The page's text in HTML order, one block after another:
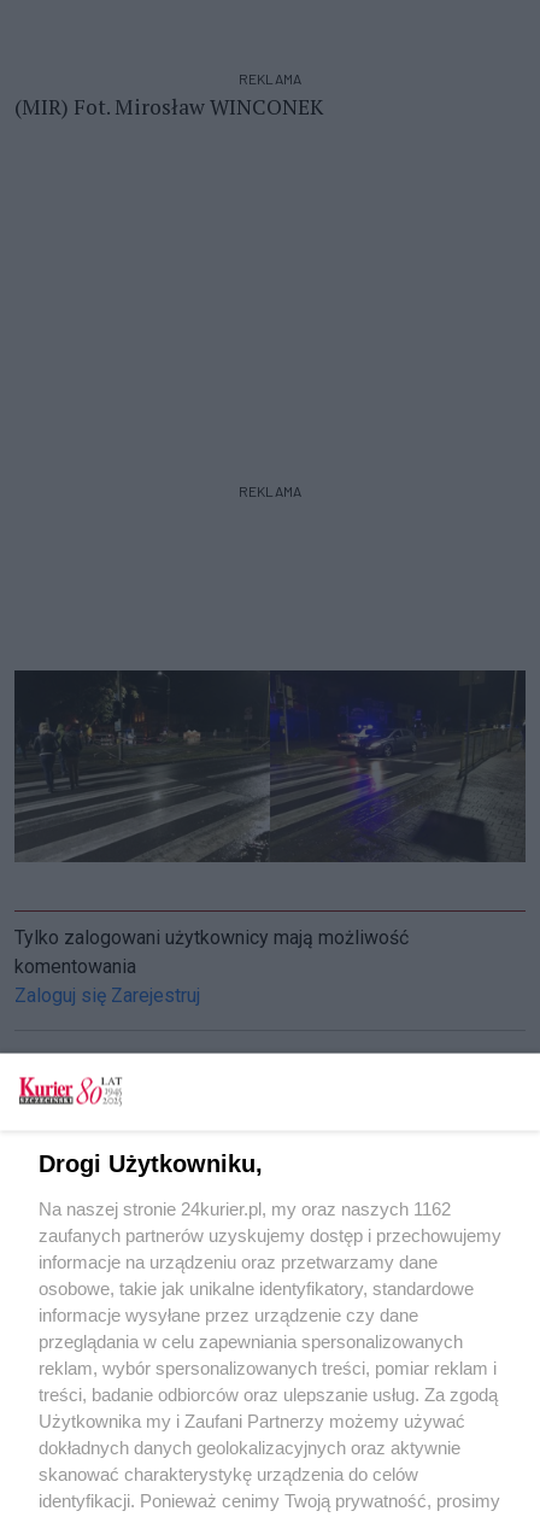
REKLAMA
(MIR) Fot. Mirosław WINCONEK
REKLAMA
Tylko zalogowani użytkownicy mają możliwość
komentowania
Zaloguj się Zarejestruj
Pamięć o zaginionych na morzu [GALERIA]
Kwestują 1 listopada
Na cmentarzu w Dąbiu też ruch
POGODA
29℃
Zobacz prognozę na 3 dni
Drogi Użytkowniku,
Na naszej stronie 24kurier.pl, my oraz naszych 1162
zaufanych partnerów uzyskujemy dostęp i przechowujemy
informacje na urządzeniu oraz przetwarzamy dane
osobowe, takie jak unikalne identyfikatory, standardowe
informacje wysyłane przez urządzenie czy dane
przeglądania w celu zapewniania spersonalizowanych
reklam, wybór spersonalizowanych treści, pomiar reklam i
treści, badanie odbiorców oraz ulepszanie usług. Za zgodą
Użytkownika my i Zaufani Partnerzy możemy używać
dokładnych danych geolokalizacyjnych oraz aktywnie
skanować charakterystykę urządzenia do celów
identyfikacji. Ponieważ cenimy Twoją prywatność, prosimy